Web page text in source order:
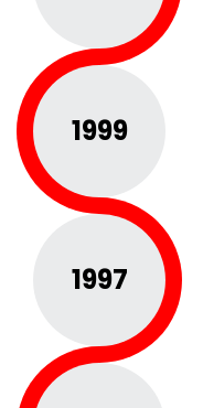
1999
1997